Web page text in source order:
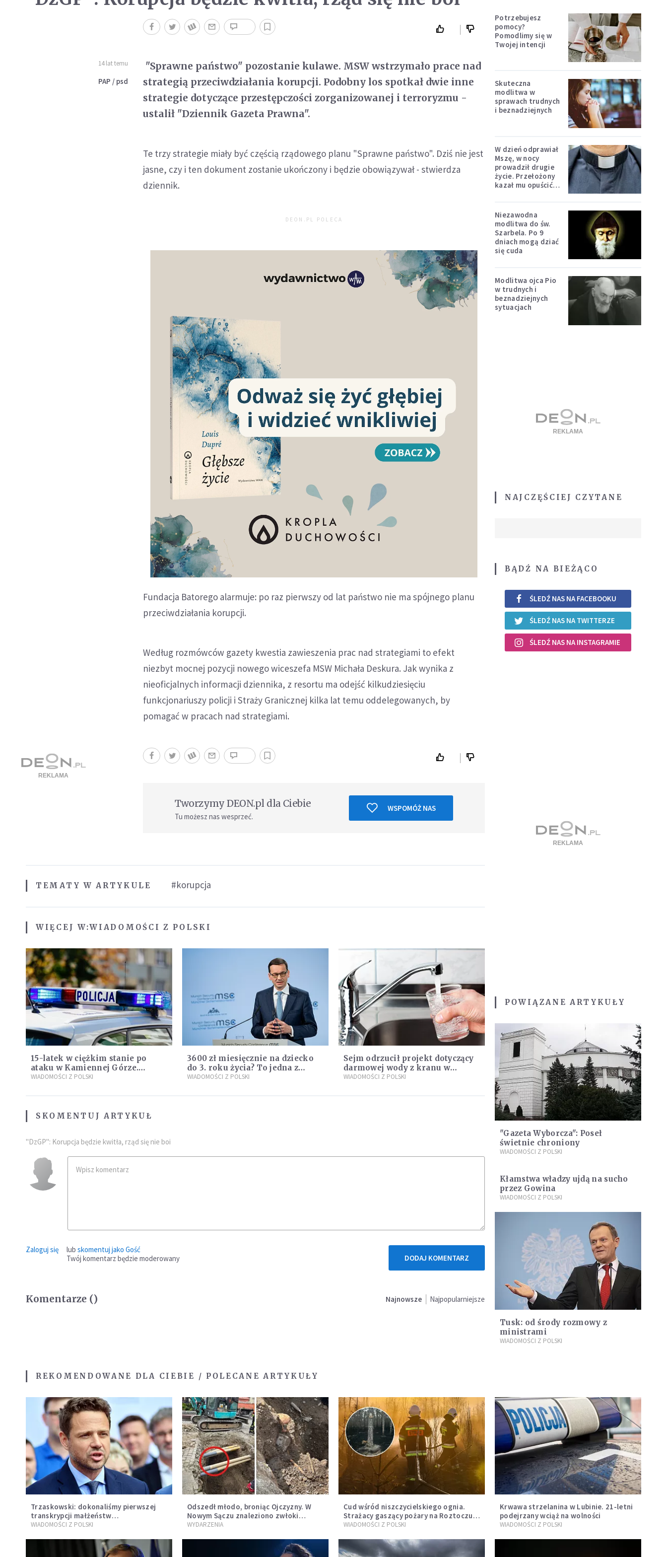
14 lat temu
PAP / psd
"Sprawne państwo" pozostanie kulawe. MSW wstrzymało prace nad
strategią przeciwdziałania korupcji. Podobny los spotkał dwie inne
strategie dotyczące przestępczości zorganizowanej i terroryzmu -
ustalił "Dziennik Gazeta Prawna".
Te trzy strategie miały być częścią rządowego planu "Sprawne państwo". Dziś nie jest
jasne, czy i ten dokument zostanie ukończony i będzie obowiązywał - stwierdza
dziennik.
DEON.PL POLECA
Fundacja Batorego alarmuje: po raz pierwszy od lat państwo nie ma spójnego planu
przeciwdziałania korupcji.
Według rozmówców gazety kwestia zawieszenia prac nad strategiami to efekt
niezbyt mocnej pozycji nowego wiceszefa MSW Michała Deskura. Jak wynika z
nieoficjalnych informacji dziennika, z resortu ma odejść kilkudziesięciu
funkcjonariuszy policji i Straży Granicznej kilka lat temu oddelegowanych, by
pomagać w pracach nad strategiami.
Tworzymy DEON.pl dla Ciebie
Tu możesz nas wesprzeć.
WSPOMÓŻ NAS
TEMATY W ARTYKULE #korupcja
WIĘCEJ W:WIADOMOŚCI Z POLSKI
15-latek w ciężkim stanie po
ataku w Kamiennej Górze.
Policja zatrzymała dwóch
WIADOMOŚCI Z POLSKI
3600 zł miesięcznie na dziecko
do 3. roku życia? To jedna z
propozycji programu "Rozwój
WIADOMOŚCI Z POLSKI
Sejm odrzucił projekt dotyczący
darmowej wody z kranu w
restauracjach
WIADOMOŚCI Z POLSKI
SKOMENTUJ ARTYKUŁ
"DzGP": Korupcja będzie kwitła, rząd się nie boi
Zaloguj się lub skomentuj jako Gość
Twój komentarz będzie moderowany
DODAJ KOMENTARZ
Komentarze () Najnowsze Najpopularniejsze
Potrzebujesz
pomocy?
Pomodlimy się w
Twojej intencji
Skuteczna
modlitwa w
sprawach trudnych
i beznadziejnych
W dzień odprawiał
Mszę, w nocy
prowadził drugie
życie. Przełożony
kazał mu opuścić
Niezawodna
modlitwa do św.
Szarbela. Po 9
dniach mogą dziać
się cuda
Modlitwa ojca Pio
w trudnych i
beznadziejnych
sytuacjach
NAJCZĘŚCIEJ CZYTANE
BĄDŹ NA BIEŻĄCO
ŚLEDŹ NAS NA FACEBOOKU
ŚLEDŹ NAS NA TWITTERZE
ŚLEDŹ NAS NA INSTAGRAMIE
POWIĄZANE ARTYKUŁY
"Gazeta Wyborcza": Poseł
świetnie chroniony
WIADOMOŚCI Z POLSKI
Kłamstwa władzy ujdą na sucho
przez Gowina
WIADOMOŚCI Z POLSKI
Tusk: od środy rozmowy z
ministrami
WIADOMOŚCI Z POLSKI
REKOMENDOWANE DLA CIEBIE / POLECANE ARTYKUŁY
Trzaskowski: dokonaliśmy pierwszej
transkrypcji małżeństw
jednopłciowych. “Tak jak
WIADOMOŚCI Z POLSKI
Odszedł młodo, broniąc Ojczyzny. W
Nowym Sączu znaleziono zwłoki
mężczyzny z czasów potopu
WYDARZENIA
Cud wśród niszczycielskiego ognia.
Strażacy gaszący pożary na Roztoczu
opublikowali niezwykłe zdjęcie
WIADOMOŚCI Z POLSKI
Krwawa strzelanina w Lubinie. 21-letni
podejrzany wciąż na wolności
WIADOMOŚCI Z POLSKI